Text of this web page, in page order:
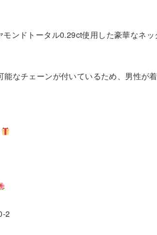
ンドトータル0.29ct使用した豪華なネッ
能なチェーンが付いているため、男性が
2